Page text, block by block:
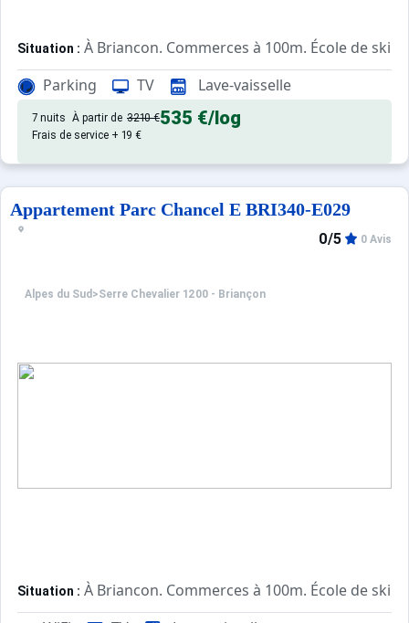
Situation : À Briancon. Commerces à 100m. École de ski
Appartement de particulier :Confortable et tout équipé.
Parking TV Lave-vaisselle
7 nuits À partir de 3210 €535 €/log
Frais de service + 19 €
Appartement Parc Chancel E BRI340-E029
Alpes du Sud >Serre Chevalier 1200 - Briançon
0/5 0 Avis
Situation : À Briancon. Commerces à 100m. École de ski
Appartement de particulier :Confortable et tout équipé.